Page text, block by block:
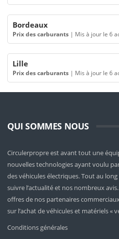
Bordeaux
Prix des carburants | Mis à jour le 6
Lille
Prix des carburants | Mis à jour le 6
QUI SOMMES NOUS
Circulerpropre est avant tout une
nouvelles technologies ayant voulu
des véhicules électriques. Tout au
suivre l’actualité et nos nombreux
offres de nos partenaires
sur l’achat de véhicules et matériels «
Conditions générales